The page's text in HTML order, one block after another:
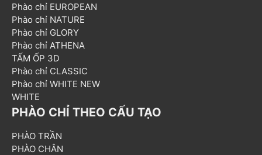
Phào chỉ EUROPEAN
Phào chỉ NATURE
Phào chỉ GLORY
Phào chỉ ATHENA
TẤM ỐP 3D
Phào chỉ CLASSIC
Phào chỉ WHITE NEW
WHITE
PHÀO CHỈ THEO CẤU TẠO
PHÀO TRẦN
PHÀO CHÂN